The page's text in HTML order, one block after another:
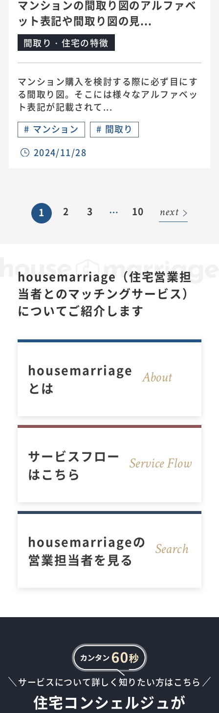
マンションの間取り図のアルファベ
ット表記や間取り図の見...
間取り・住宅の特徴
マンション購入を検討する際に必ず目にす
る間取り図。そこには様々なアルファベッ
ト表記が記載されて...
# マンション # 間取り
2024/11/28
1 2 3 … 10 next
housemarriage（住宅営業担
当者とのマッチングサービス）
についてご紹介します
About
housemarriage
とは
Service Flow
サービスフロー
はこちら
Search
housemarriageの
営業担当者を見る
サービスについて詳しく知りたい方はこちら
住宅コンシェルジュが